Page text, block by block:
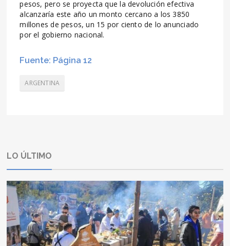
pesos, pero se proyecta que la devolución efectiva
alcanzaría este año un monto cercano a los 3850
millones de pesos, un 15 por ciento de lo anunciado
por el gobierno nacional.
Fuente: Página 12
ARGENTINA
LO ÚLTIMO